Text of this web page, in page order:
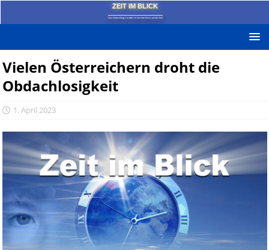
ZEIT IM BLICK
Das News-Blog mit dem kritischen Blick auf die Zeit!
Vielen Österreichern droht die
Obdachlosigkeit
1. April 2023